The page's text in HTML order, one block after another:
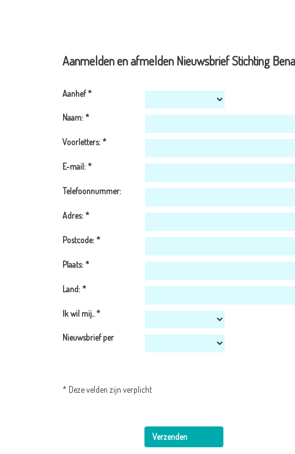
Aanmelden en afmelden Nieuwsbrief Stichting
Aanhef*
Naam: *
Voorletters: *
E-mail: *
Telefoonnummer:
Adres: *
Postcode: *
Plaats: *
Land: *
Ik wil mij.. *
Nieuwsbrief per
* Deze velden zijn verplicht